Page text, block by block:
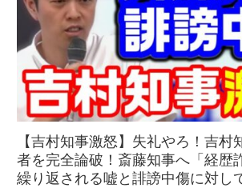
【吉村知事激怒】失礼やろ！吉村
者を完全論破！斎藤知事へ「経歴
繰り返される嘘と誹謗中傷に対し